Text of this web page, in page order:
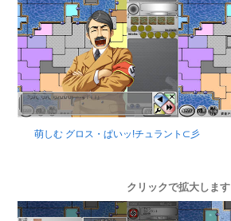
萌しむ グロス・ぱいッ!チュラント⊂彡
クリックで拡大します